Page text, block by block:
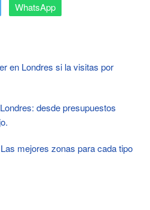
WhatsApp
en Londres si la visitas por
desde presupuestos
mejores zonas para cada tipo